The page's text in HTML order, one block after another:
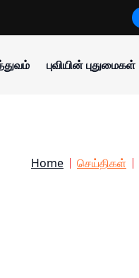
புவியின் புதுமைகள்
Home செய்திகள்